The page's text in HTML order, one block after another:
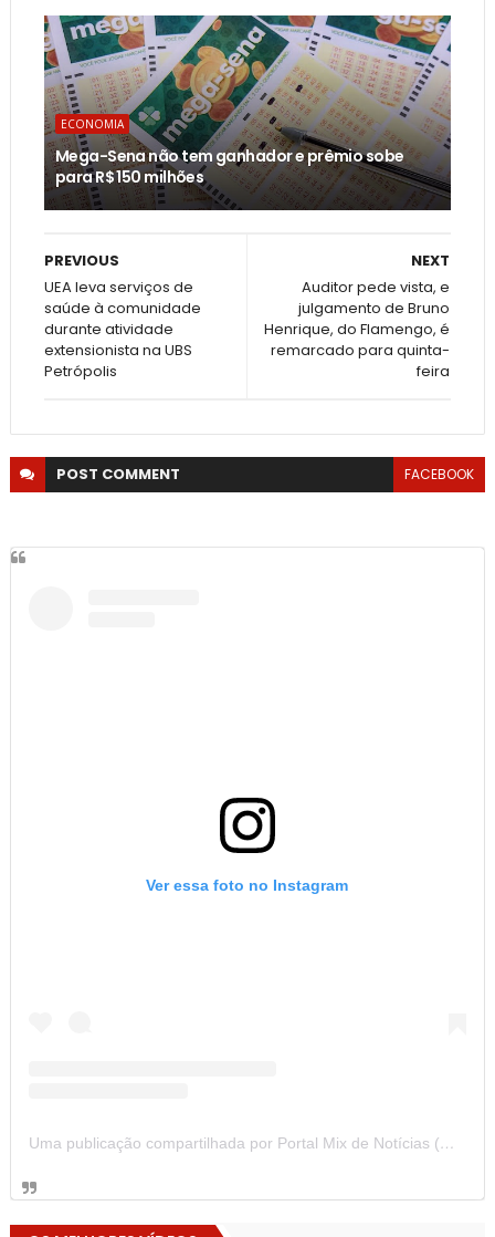
ECONOMIA
Mega-Sena não tem ganhador e prêmio sobe
para R$ 150 milhões
NEXT
Auditor pede vista, e
julgamento de Bruno
Henrique, do Flamengo, é
remarcado para quinta-
feira
PREVIOUS
UEA leva serviços de
saúde à comunidade
durante atividade
extensionista na UBS
Petrópolis
POST COMMENT FACEBOOK
Ver essa foto no Instagram
Uma publicação compartilhada por Portal Mix de Notícias (@portalmixdenoticias)